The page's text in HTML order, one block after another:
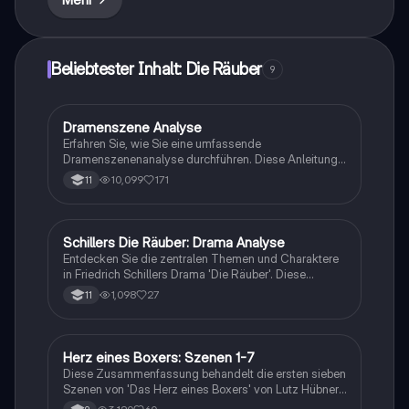
Schüler, die sich auf Prüfungen vorbereiten oder tiefere
Einblicke in Schillers Werk gewinnen möchten.
Beliebtester Inhalt: Die Räuber 9
Deutsch
Dramenszene Analyse
Erfahren Sie, wie Sie eine umfassende
Dramenszenenanalyse durchführen. Diese Anleitung
umfasst die Struktur der Analyse, die Einordnung der
Szene, Figurenanalysen, Sprachmittel und deren
dramatische Texte gewinnen möchten.
11 10,099 171
Deutsch
Schillers Die Räuber: Drama Analyse
Entdecken Sie die zentralen Themen und Charaktere
in Friedrich Schillers Drama 'Die Räuber'. Diese
umfassende Analyse behandelt den Konflikt zwischen
Verstand und Gefühl, die Dramenstruktur sowie die
vorbereiten oder ein tieferes Verständnis für das Werk
entwickeln möchten.
11 1,098 27
Deutsch
Herz eines Boxers: Szenen 1-7
Diese Zusammenfassung behandelt die ersten sieben
Szenen von 'Das Herz eines Boxers' von Lutz Hübner.
Sie beleuchtet die Beziehung zwischen Jojo und Leo,